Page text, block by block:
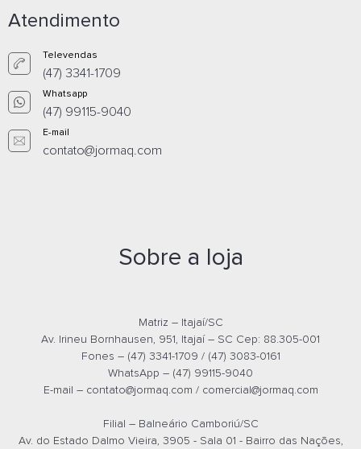
Orçamento por
Orçamento por
Atendimento
Televendas
(47) 3341-1709
Whatsapp
(47) 99115-9040
E-mail
contato@jormaq.com
Sobre a loja
Matriz – Itajaí/SC
Av. Irineu Bornhausen, 951, Itajaí – SC Cep: 88.305-001
Fones – (47) 3341-1709 / (47) 3083-0161
WhatsApp – (47) 99115-9040
E-mail – contato@jormaq.com / comercial@jormaq.com
Filial – Balneário Camboriú/SC
Av. do Estado Dalmo Vieira, 3905 - Sala 01 - Bairro das Nações,